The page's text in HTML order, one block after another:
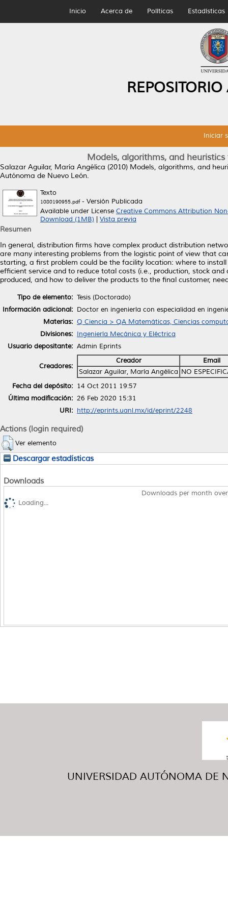
Inicio Acerca de Políticas Estadísticas
Iniciar
Models, algorithms, and
Salazar Aguilar, María Angélica (2010) Models, algorithms, and
Autónoma de Nuevo León.
Texto
1080190955.pdf- Versión Publicada
Available under License Creative Commons Attribution
Download (1MB)
Vista previa
Resumen
In general, distribution ﬁrms have complex product distribution
are many interesting problems from the logistic point of view that
starting, a ﬁrst problem could be the facility location: where to
efﬁcient service and to reduce total costs (i.e., production, stock
produced, and how to deliver the products to the ﬁnal customer,
Tipo de elemento: Tesis (Doctorado)
Información adicional: Doctor en ingeniería con especialidad en
Materias: Q Ciencia > QA Matemáticas, Ciencias
Divisiones: Ingeniería Mecánica y Eléctrica
Usuario depositante: Admin Eprints
Creadores:
Creador
Email
Salazar Aguilar, María Angélica NO
Fecha del depósito: 14 Oct 2011 19:57
Última modificación: 26 Feb 2020 15:31
URI: http://eprints.uanl.mx/id/eprint/2248
Actions (login required)
Ver elemento
Descargar estadísticas
Downloads
Downloads per month
Loading...
UNIVERSIDAD AUTÓNOMA DE